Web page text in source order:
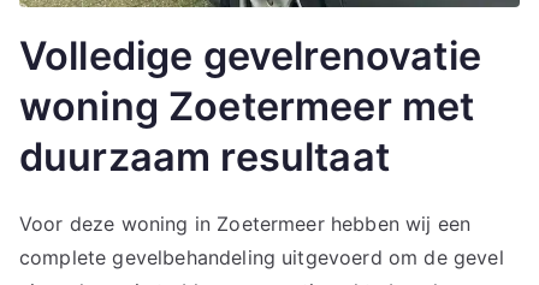
Volledige gevelrenovatie
woning Zoetermeer met
duurzaam resultaat
Voor deze woning in Zoetermeer hebben wij een
complete gevelbehandeling uitgevoerd om de gevel